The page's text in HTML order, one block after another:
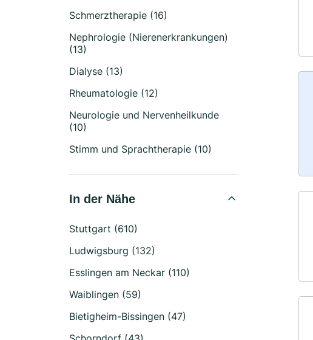
Schmerztherapie (16)
Nephrologie (Nierenerkrankungen)
(13)
Dialyse (13)
Rheumatologie (12)
Neurologie und Nervenheilkunde
(10)
Stimm und Sprachtherapie (10)
In der Nähe
Stuttgart (610)
Ludwigsburg (132)
Esslingen am Neckar (110)
Waiblingen (59)
Bietigheim-Bissingen (47)